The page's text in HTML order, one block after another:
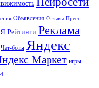
Объявления Отзывы Пресс-
Рейтинги Реклама
Чат-боты Яндекс
Маркет игры